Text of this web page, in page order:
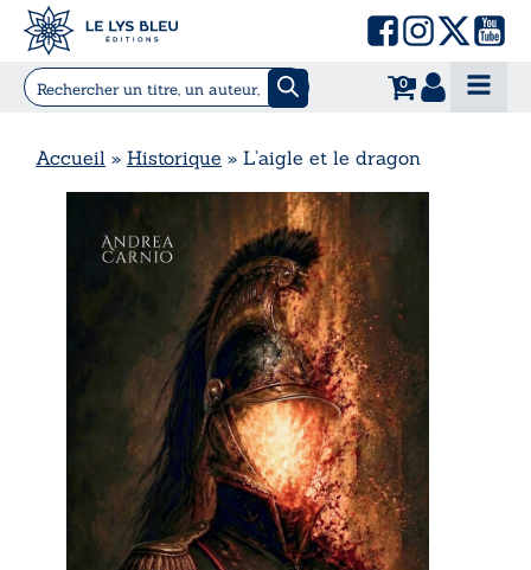
0
Accueil » Historique » L’aigle et le dragon